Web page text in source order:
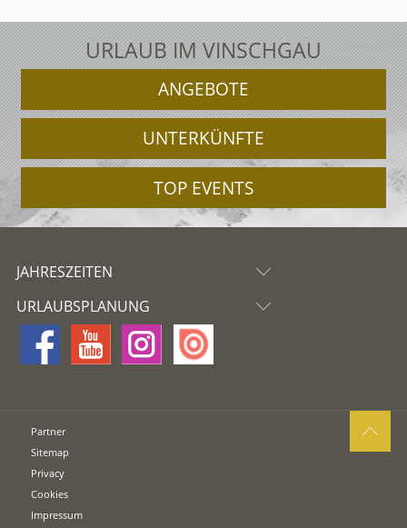
URLAUB IM VINSCHGAU
ANGEBOTE
UNTERKÜNFTE
TOP EVENTS
JAHRESZEITEN
URLAUBSPLANUNG
Partner
Sitemap
Privacy
Cookies
Impressum